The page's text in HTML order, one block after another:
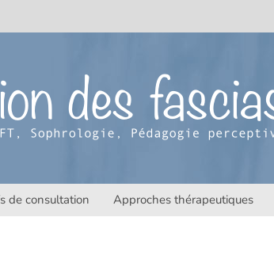
de consultation Approches thérapeutiques